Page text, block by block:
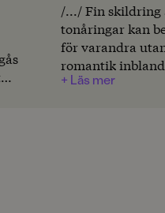
/.../ Fin skildring
tonåringar kan
för varandra
romantik
Byström
+ Läs mer